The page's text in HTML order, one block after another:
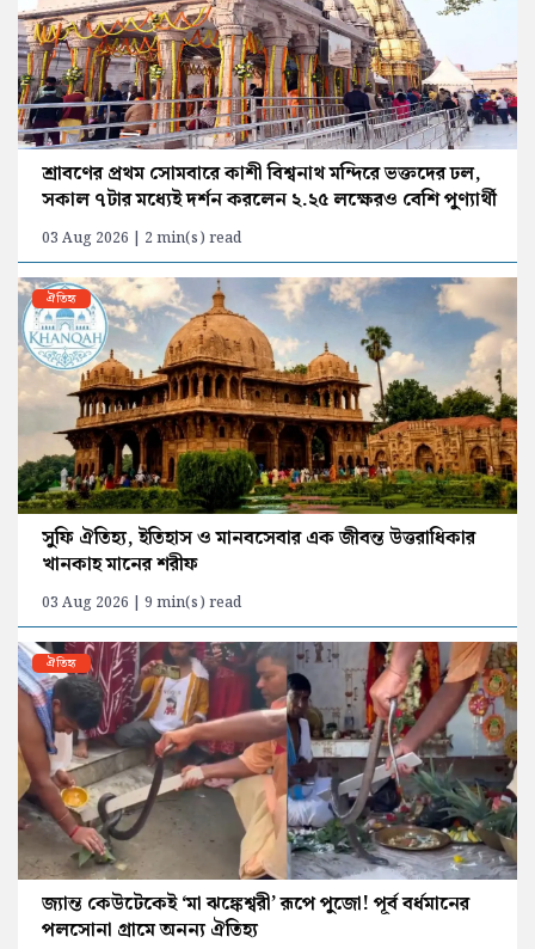
শ্রাবণের প্রথম সোমবারে কাশী বিশ্বনাথ মন্দিরে ভক্তদের ঢল,
সকাল ৭টার মধ্যেই দর্শন করলেন ২.২৫ লক্ষেরও বেশি পুণ্যার্থী
03 Aug 2026 | 2 min(s) read
ঐতিহ্য
সুফি ঐতিহ্য, ইতিহাস ও মানবসেবার এক জীবন্ত উত্তরাধিকার
খানকাহ মানের শরীফ
03 Aug 2026 | 9 min(s) read
ঐতিহ্য
জ্যান্ত কেউটেকেই ‘মা ঝঙ্কেশ্বরী’ রূপে পুজো! পূর্ব বর্ধমানের
পলসোনা গ্রামে অনন্য ঐতিহ্য